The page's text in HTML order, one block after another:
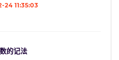
24 11:35:03
的记法